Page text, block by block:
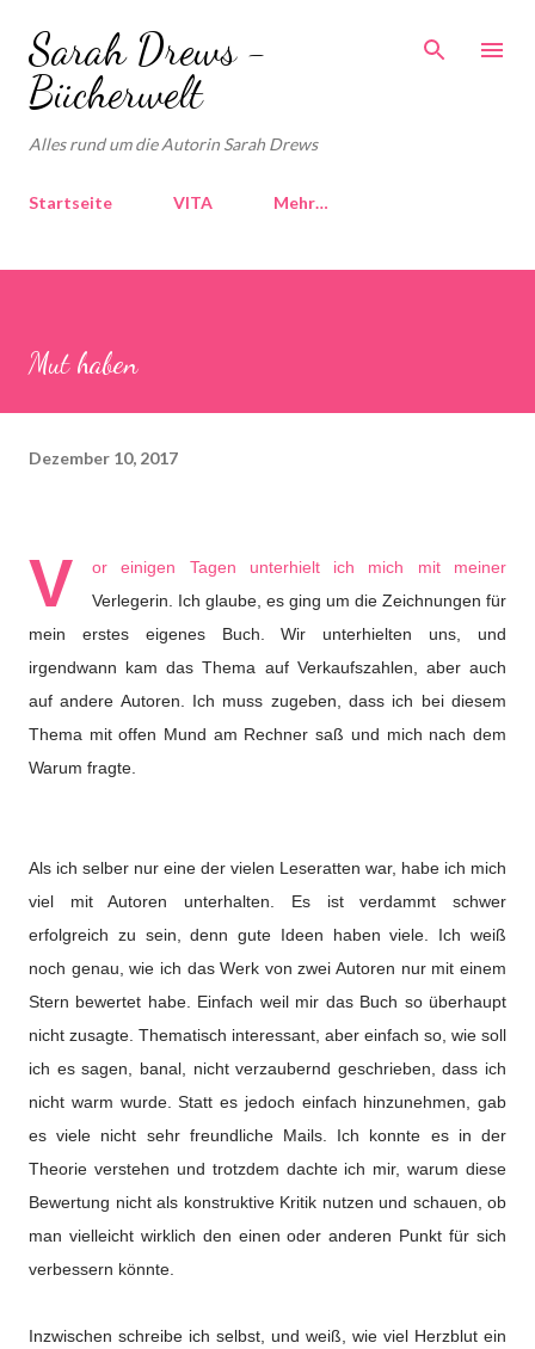
Sarah Drews -
Bücherwelt
Alles rund um die Autorin Sarah Drews
Startseite VITA Mehr…
Mut haben
Dezember 10, 2017
V
or einigen Tagen unterhielt ich mich mit meiner
Verlegerin. Ich glaube, es ging um die Zeichnungen für
mein erstes eigenes Buch. Wir unterhielten uns, und
irgendwann kam das Thema auf Verkaufszahlen, aber auch
auf andere Autoren. Ich muss zugeben, dass ich bei diesem
Thema mit offen Mund am Rechner saß und mich nach dem
Warum fragte.
Als ich selber nur eine der vielen Leseratten war, habe ich mich
viel mit Autoren unterhalten. Es ist verdammt schwer
erfolgreich zu sein, denn gute Ideen haben viele. Ich weiß
noch genau, wie ich das Werk von zwei Autoren nur mit einem
Stern bewertet habe. Einfach weil mir das Buch so überhaupt
nicht zusagte. Thematisch interessant, aber einfach so, wie soll
ich es sagen, banal, nicht verzaubernd geschrieben, dass ich
nicht warm wurde. Statt es jedoch einfach hinzunehmen, gab
es viele nicht sehr freundliche Mails. Ich konnte es in der
Theorie verstehen und trotzdem dachte ich mir, warum diese
Bewertung nicht als konstruktive Kritik nutzen und schauen, ob
man vielleicht wirklich den einen oder anderen Punkt für sich
verbessern könnte.
Inzwischen schreibe ich selbst, und weiß, wie viel Herzblut ein